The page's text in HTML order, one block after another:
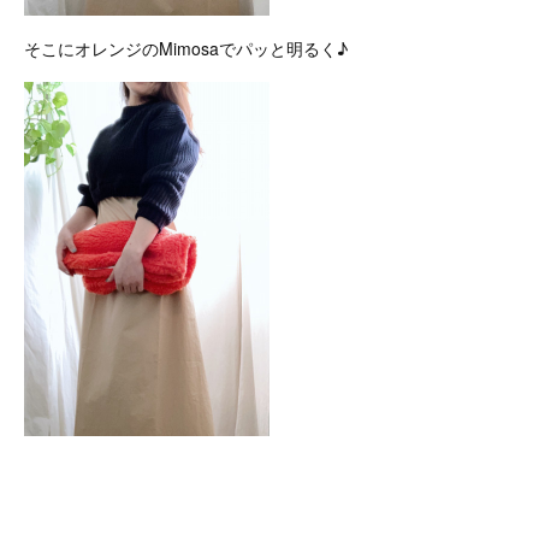
そこにオレンジのMimosaでパッと明るく♪